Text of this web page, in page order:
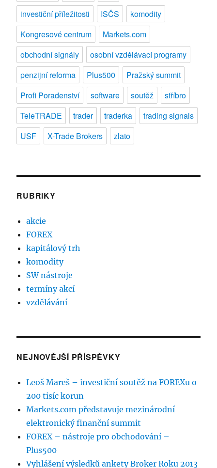
investiční příležitosti
ISČS
komodity
Kongresové centrum
Markets.com
obchodní signály
osobní vzdělávací programy
penzijní reforma
Plus500
Pražský summit
Profi Poradenství
software soutěž
stříbro
TeleTRADE
trader traderka
trading signals
USF
X-Trade Brokers zlato
RUBRIKY
akcie
FOREX
kapitálový trh
komodity
SW nástroje
termíny akcí
vzdělávání
NEJNOVĚJŠÍ PŘÍSPĚVKY
Leoš Mareš – investiční soutěž na FOREXu o
200 tisíc korun
Markets.com představuje mezinárodní
elektronický finanční summit
FOREX – nástroje pro obchodování –
Plus500
Vyhlášení výsledků ankety Broker Roku 2013